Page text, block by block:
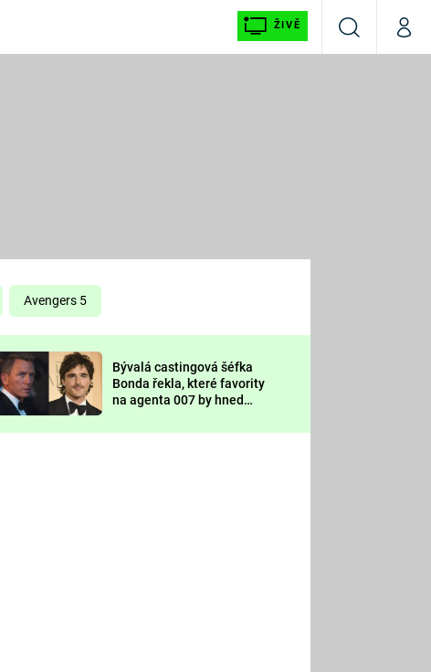
ŽIVĚ
VyhledáváníMůj
Prima LAJK
Sledujte nás
Avengers 5
Bývalá castingová šéfka
Bonda řekla, které favority
na agenta 007 by hned